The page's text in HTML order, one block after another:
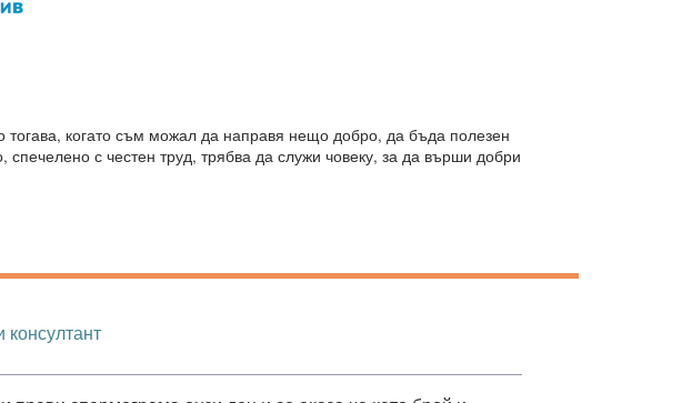
когато съм можал да направя нещо добро, да бъда полезен
с честен труд, трябва да служи човеку, за да върши добри